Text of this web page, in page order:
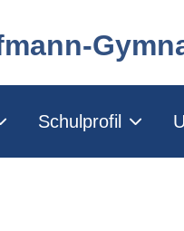
Schulprofil